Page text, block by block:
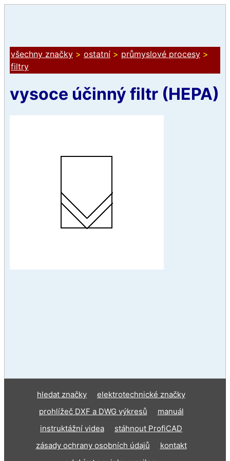
všechny značky > ostatní > průmyslové procesy >
filtry
vysoce účinný filtr (HEPA)
hledat značky
elektrotechnické značky
prohlížeč DXF a DWG výkresů
manuál
instruktážní videa
stáhnout ProfiCAD
zásady ochrany osobních údajů
kontakt